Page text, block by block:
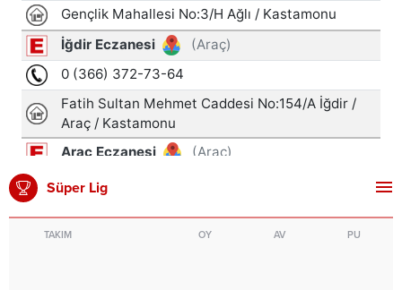
Süper Lig
TAKIM OY AV PU